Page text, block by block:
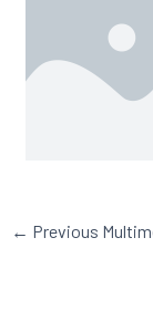
← Previous